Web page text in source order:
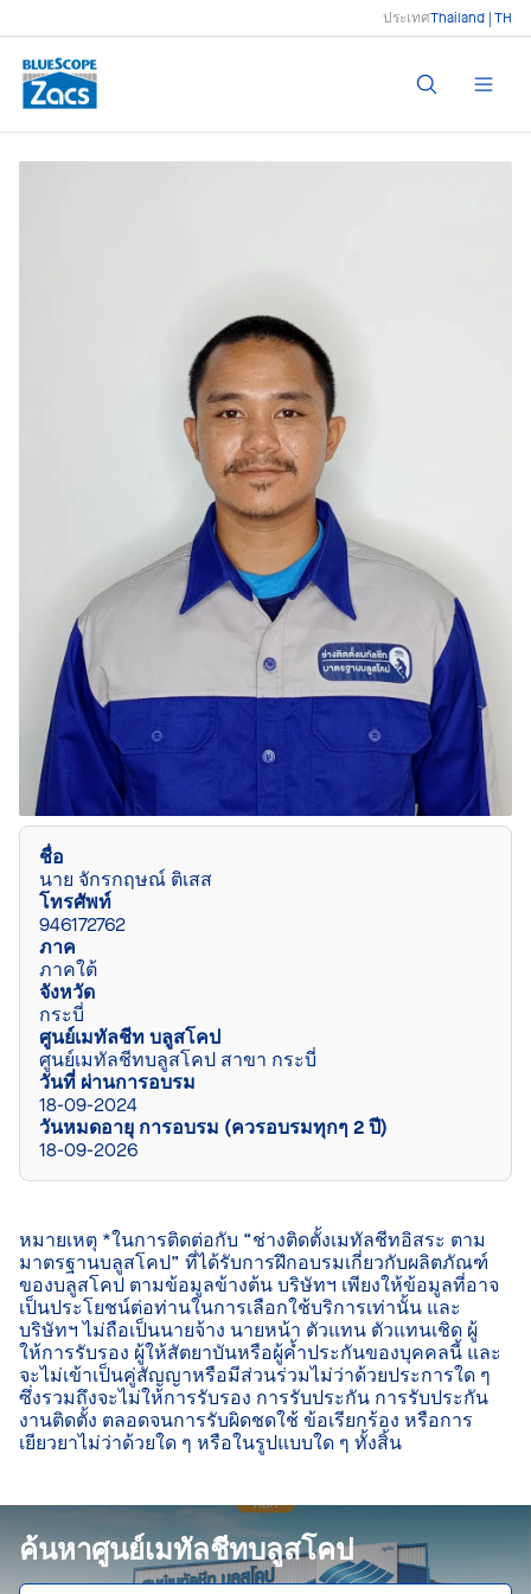
ประเทศThailand | TH
ชื่อ
นาย จักรกฤษณ์ ติเสส
โทรศัพท์
946172762
ภาค
ภาคใต้
จังหวัด
กระบี่
ศูนย์เมทัลชีท บลูสโคป
ศูนย์เมทัลชีทบลูสโคป สาขา กระบี่
วันที่ ผ่านการอบรม
18-09-2024
วันหมดอายุ การอบรม (ควรอบรมทุกๆ 2 ปี)
18-09-2026
หมายเหตุ *ในการติดต่อกับ “ช่างติดตั้งเมทัลชีทอิสระ ตาม
มาตรฐานบลูสโคป” ที่ได้รับการฝึกอบรมเกี่ยวกับผลิตภัณฑ์
ของบลูสโคป ตามข้อมูลข้างต้น บริษัทฯ เพียงให้ข้อมูลที่อาจ
เป็นประโยชน์ต่อท่านในการเลือกใช้บริการเท่านั้น และ
บริษัทฯ ไม่ถือเป็นนายจ้าง นายหน้า ตัวแทน ตัวแทนเชิด ผู้
ให้การรับรอง ผู้ให้สัตยาบันหรือผู้ค้ำประกันของบุคคลนี้ และ
จะไม่เข้าเป็นคู่สัญญาหรือมีส่วนร่วมไม่ว่าด้วยประการใด ๆ
ซึ่งรวมถึงจะไม่ให้การรับรอง การรับประกัน การรับประกัน
งานติดตั้ง ตลอดจนการรับผิดชดใช้ ข้อเรียกร้อง หรือการ
เยียวยาไม่ว่าด้วยใด ๆ หรือในรูปแบบใด ๆ ทั้งสิ้น
ค้นหาศูนย์เมทัลชีทบลูสโคป